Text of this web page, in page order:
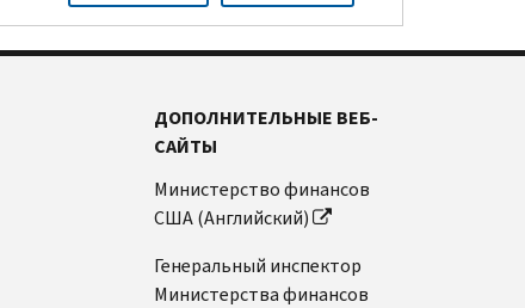
ДОПОЛНИТЕЛЬНЫЕ ВЕБ-
САЙТЫ
Министерство финансов
США (Английский)
Генеральный инспектор
Министерства финансов